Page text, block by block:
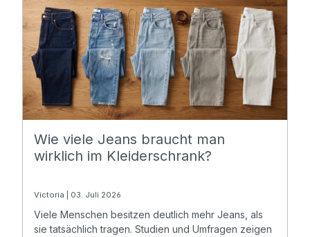
Wie viele Jeans braucht man
wirklich im Kleiderschrank?
Victoria | 03. Juli 2026
Viele Menschen besitzen deutlich mehr Jeans, als
sie tatsächlich tragen. Studien und Umfragen zeigen